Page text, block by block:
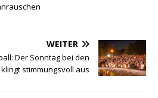
WEITER
Der Sonntag bei den
stimmungsvoll aus